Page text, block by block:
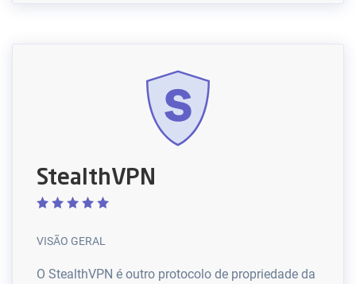
StealthVPN
VISÃO GERAL
O StealthVPN é outro protocolo de propriedade da